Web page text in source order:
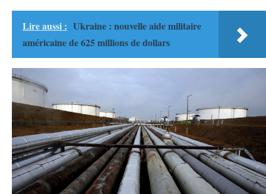
Lire aussi : Ukraine : nouvelle aide militaire
américaine de 625 millions de dollars